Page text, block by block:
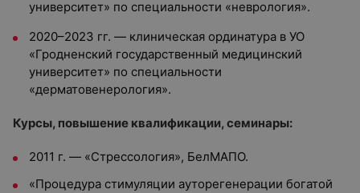
университет» по специальности «неврология».
2020–2023 гг. — клиническая ординатура в УО
«Гродненский государственный медицинский
университет» по специальности
«дерматовенерология».
Курсы, повышение квалификации, семинары:
2011 г. — «Стрессология», БелМАПО.
«Процедура стимуляции ауторегенерации богатой